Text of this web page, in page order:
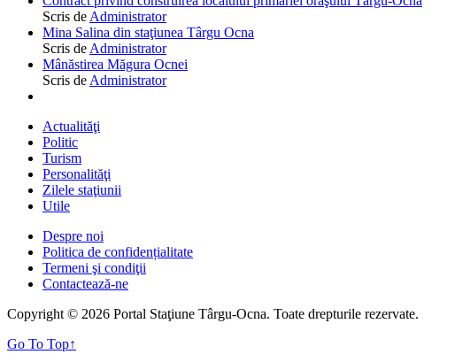
Scris de Administrator
Mina Salina din staţiunea Târgu Ocna
Scris de Administrator
Mânăstirea Măgura Ocnei
Scris de Administrator
Actualităţi
Politic
Turism
Personalităţi
Zilele staţiunii
Utile
Despre noi
Politica de confidențialitate
Termeni şi condiţii
Contactează-ne
Copyright © 2026 Portal Staţiune Târgu-Ocna. Toate drepturile rezervate.
Go To Top↑